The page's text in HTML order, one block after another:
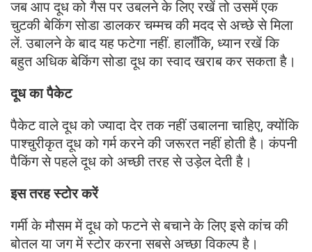
जब आप दूध को गैस पर उबलने के लिए रखें तो उसमें एक
चुटकी बेकिंग सोडा डालकर चम्मच की मदद से अच्छे से मिला
लें. उबालने के बाद यह फटेगा नहीं. हालाँकि, ध्यान रखें कि
बहुत अधिक बेकिंग सोडा दूध का स्वाद खराब कर सकता है।
दूध का पैकेट
पैकेट वाले दूध को ज्यादा देर तक नहीं उबालना चाहिए, क्योंकि
पाश्चुरीकृत दूध को गर्म करने की जरूरत नहीं होती है। कंपनी
पैकिंग से पहले दूध को अच्छी तरह से उड़ेल देती है।
इस तरह स्टोर करें
गर्मी के मौसम में दूध को फटने से बचाने के लिए इसे कांच की
बोतल या जग में स्टोर करना सबसे अच्छा विकल्प है।